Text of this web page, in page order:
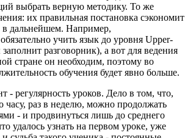
выбрать верную методику. То же
их правильная постановка сэкономит
дальнейшем. Например,
учить язык до уровня Upper-
разговорник), а вот для ведения
стране он необходим, поэтому во
обучения будет явно больше.
регулярность уроков. Дело в том, что,
часу, раз в неделю, можно продолжать
- и продвинуться лишь до среднего
удалось узнать на первом уроке, уже